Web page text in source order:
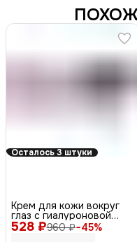
Осталось 3 штуки
528 ₽960 ₽−45%
Крем для кожи вокруг
глаз с гиалуроновой
кислотой, 70 мл